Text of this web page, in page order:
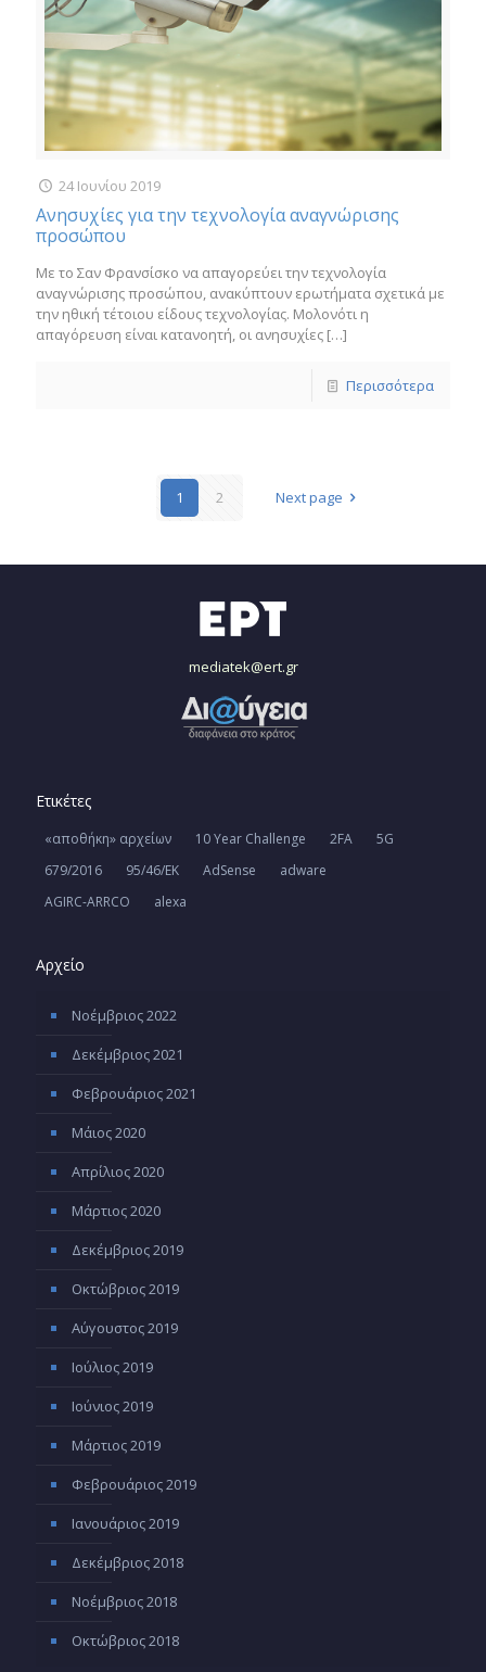
24 Ιουνίου 2019
Ανησυχίες για την τεχνολογία αναγνώρισης
προσώπου
Με το Σαν Φρανσίσκο να απαγορεύει την τεχνολογία
αναγνώρισης προσώπου, ανακύπτουν ερωτήματα σχετικά με
την ηθική τέτοιου είδους τεχνολογίας. Μολονότι η
απαγόρευση είναι κατανοητή, οι ανησυχίες […]
Περισσότερα
1 2 Next page
mediatek@ert.gr
Ετικέτες
«αποθήκη» αρχείων 10 Year Challenge 2FA
5G
679/2016
95/46/ΕΚ AdSense
adware
AGIRC-ARRCO
alexa
Αρχείο
Νοέμβριος 2022
Δεκέμβριος 2021
Φεβρουάριος 2021
Μάιος 2020
Απρίλιος 2020
Μάρτιος 2020
Δεκέμβριος 2019
Οκτώβριος 2019
Αύγουστος 2019
Ιούλιος 2019
Ιούνιος 2019
Μάρτιος 2019
Φεβρουάριος 2019
Ιανουάριος 2019
Δεκέμβριος 2018
Νοέμβριος 2018
Οκτώβριος 2018